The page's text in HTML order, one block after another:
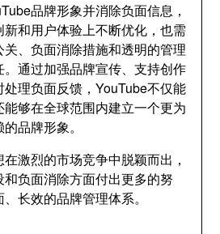
品牌形象并消除负面信息，
和用户体验上不断优化，也需
、负面消除措施和透明的管理
通过加强品牌宣传、支持创作
理负面反馈，YouTube不仅能
够在全球范围内建立一个更为
品牌形象。
激烈的市场竞争中脱颖而出，
负面消除方面付出更多的努
长效的品牌管理体系。